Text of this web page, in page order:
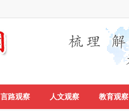
言路观察 人文观察 教育观察